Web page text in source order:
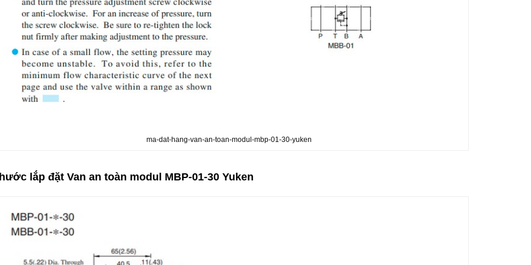
ma-dat-hang-van-an-toan-modul-mbp-01-30-yuken
lắp đặt Van an toàn modul MBP-01-30 Yuken